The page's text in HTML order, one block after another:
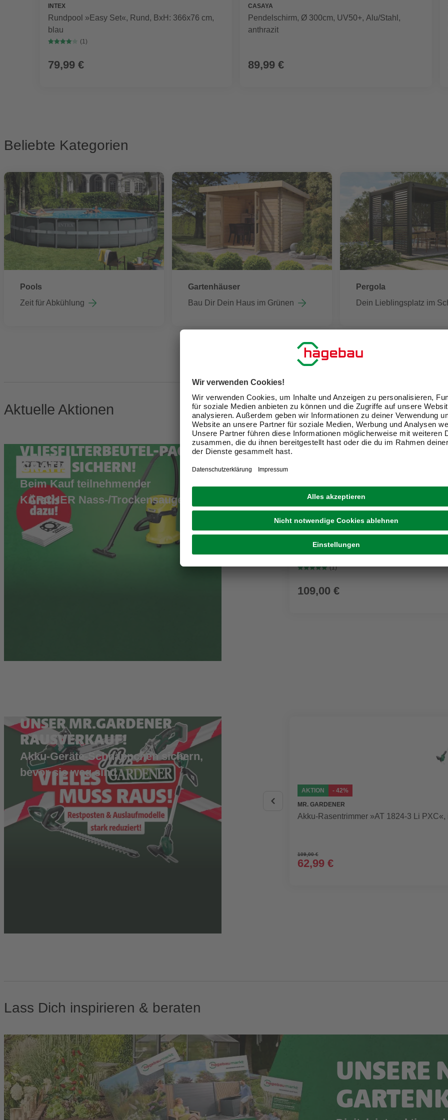
INTEX
Rundpool »Easy Set«, Rund, BxH: 366x76 cm,
blau
(1)
79,99 €
CASAYA
Pendelschirm, Ø 300cm, UV50+, Alu/Stahl,
anthrazit
89,99 €
Beliebte Kategorien
Pools
Zeit für Abkühlung
Gartenhäuser
Bau Dir Dein Haus im Grünen
Pergola
Dein Lieblingsplatz im
Aktuelle Aktionen
VLIESFILTERBEUTEL-PACK
GRATIS SICHERN!
Beim Kauf teilnehmender
KÄRCHER Nass-/Trockensauger
GRATIS ZUGABE
KÄRCHER
Nass-/Trockensauger WD 3 P V-17/4/20
Kunststoffbehälter
(1)
109,00 €
UNSER MR.GARDENER
RAUSVERKAUF!
Akku-Geräte-Schnäppchen sichern,
bevor sie weg sind
AKTION
- 42%
MR. GARDENER
Akku-Rasentrimmer »AT 1824-3 Li PXC«,
109,00 €
62,99 €
Lass Dich inspirieren & beraten
UNSERE